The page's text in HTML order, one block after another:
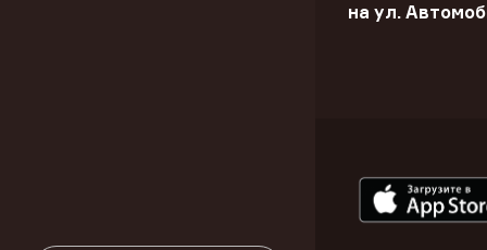
на ул.